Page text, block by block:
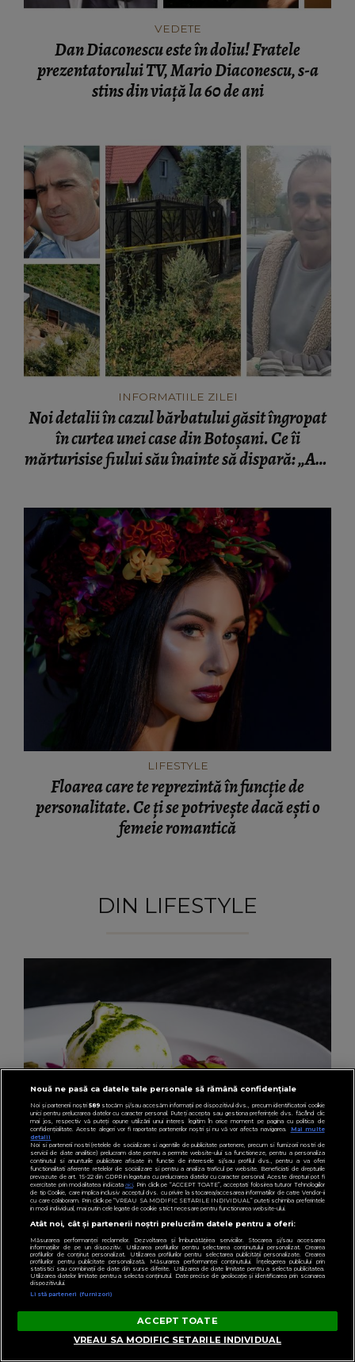
VEDETE
Dan Diaconescu este în doliu! Fratele
prezentatorului TV, Mario Diaconescu, s-a
stins din viață la 60 de ani
INFORMATIILE ZILEI
Noi detalii în cazul bărbatului găsit îngropat
în curtea unei case din Botoșani. Ce îi
mărturisise fiului său înainte să dispară: „Așa
LIFESTYLE
Floarea care te reprezintă în funcție de
personalitate. Ce ți se potrivește dacă ești o
femeie romantică
DIN LIFESTYLE
LIFESTYLE
(P) Brânzeturile care schimbă felul în care
arată și se simte un meniu de zi cu zi
Nouă ne pasă ca datele tale personale să rămână confidențiale
Noi și partenerii noștri589stocăm și/sau accesăm informații pe dispozitivul dvs., precum identificatorii cookie
unici pentru prelucrarea datelor cu caracter personal. Puteți accepta sau gestiona preferințele dvs. făcând clic
mai jos, respectiv vă puteți opune utilizării unui interes legitim în orice moment pe pagina cu politica de
confidențialitate. Aceste alegeri vor fi raportate partenerilor noștri și nu vă vor afecta navigarea.
Mai multe
detalii
Noi si partenerii nostri (retelele de socializare si agentiile de publicitate partenere, precum si furnizorii nostri de
servicii de date analitice) prelucram date pentru a permite website-ului sa functioneze, pentru a personaliza
continutul si anunturile publicitare afisate in functie de interesele si/sau profilul dvs., pentru a va oferi
functionalitati aferente retelelor de socializare si pentru a analiza traficul pe website. Beneficiati de drepturile
prevazute de art. 15-22 din GDPR in legatura cu prelucrarea datelor cu caracter personal. Aceste drepturi pot fi
exercitate prin modalitatea indicataaici. Prin click pe “ACCEPT TOATE”, acceptati folosirea tuturor Tehnologiilor
de tip Cookie, care implica inclusiv acceptul dvs. cu privire la stocarea/accesarea informatiilor de catre Vendor-ii
cu care colaboram. Prin click pe “VREAU SA MODIFIC SETARILE INDIVIDUAL” puteti schimba preferintele
in mod individual, mai putin cele legate de cookie strict necesare pentru functionarea website-ului.
Atât noi, cât și partenerii noștri prelucrăm datele pentru a oferi:
Măsurarea performanței reclamelor. Dezvoltarea și îmbunătățirea serviciilor. Stocarea și/sau accesarea
informațiilor de pe un dispozitiv. Utilizarea profilurilor pentru selectarea conținutului personalizat. Crearea
profilurilor de conținut personalizat. Utilizarea profilurilor pentru selectarea publicității personalizate. Crearea
profilurilor pentru publicitate personalizată. Măsurarea performanței conținutului. Înțelegerea publicului prin
statistici sau combinații de date din surse diferite. Utilizarea de date limitate pentru a selecta publicitatea.
Utilizarea datelor limitate pentru a selecta conținutul. Date precise de geolocație și identificarea prin scanarea
dispozitivului.
Listă parteneri (furnizori)
ACCEPT TOATE
VREAU SA MODIFIC SETARILE INDIVIDUAL